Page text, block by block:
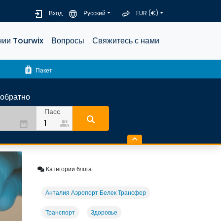
Вход Русский EUR (€)
Tourwix Вопросы Свяжитесь с нами
luggage Пакет
date_range
Пасс.
people_alt
Категории блога
Анталия Аэропорт Белек Трансфер
Транспорт Здоровье